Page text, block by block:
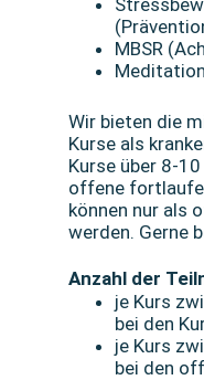
MBSR
Wir bieten die
Kurse als
Kurse über 8-
offene
können nur als
werden. Gerne
Anzahl der
je Kurs
bei den
je Kurs
bei den